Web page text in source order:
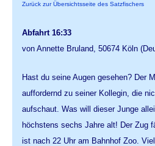
Zurück zur Übersichtsseite des Satzfischers
Abfahrt 16:33
von Annette Bruland, 50674 Köln
Hast du seine Augen gesehen?
auffordernd zu seiner Kollegin, die
aufschaut. Was will dieser Junge
höchstens sechs Jahre alt! Der Zug
ist nach 22 Uhr am Bahnhof Zoo.